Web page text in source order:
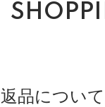
返品について